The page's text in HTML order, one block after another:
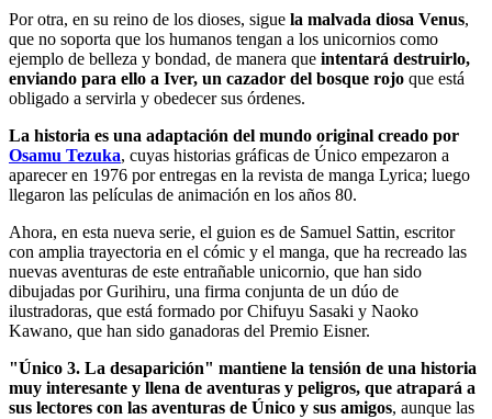
Por otra, en su reino de los dioses, sigue la malvada diosa Venus,
que no soporta que los humanos tengan a los unicornios como
ejemplo de belleza y bondad, de manera que intentará destruirlo,
enviando para ello a Iver, un cazador del bosque rojo que está
obligado a servirla y obedecer sus órdenes.
La historia es una adaptación del mundo original creado por
Osamu Tezuka, cuyas historias gráficas de Único empezaron a
aparecer en 1976 por entregas en la revista de manga Lyrica; luego
llegaron las películas de animación en los años 80.
Ahora, en esta nueva serie, el guion es de Samuel Sattin, escritor
con amplia trayectoria en el cómic y el manga, que ha recreado las
nuevas aventuras de este entrañable unicornio, que han sido
dibujadas por Gurihiru, una firma conjunta de un dúo de
ilustradoras, que está formado por Chifuyu Sasaki y Naoko
Kawano, que han sido ganadoras del Premio Eisner.
"Único 3. La desaparición" mantiene la tensión de una historia
muy interesante y llena de aventuras y peligros, que atrapará a
sus lectores con las aventuras de Único y sus amigos, aunque las